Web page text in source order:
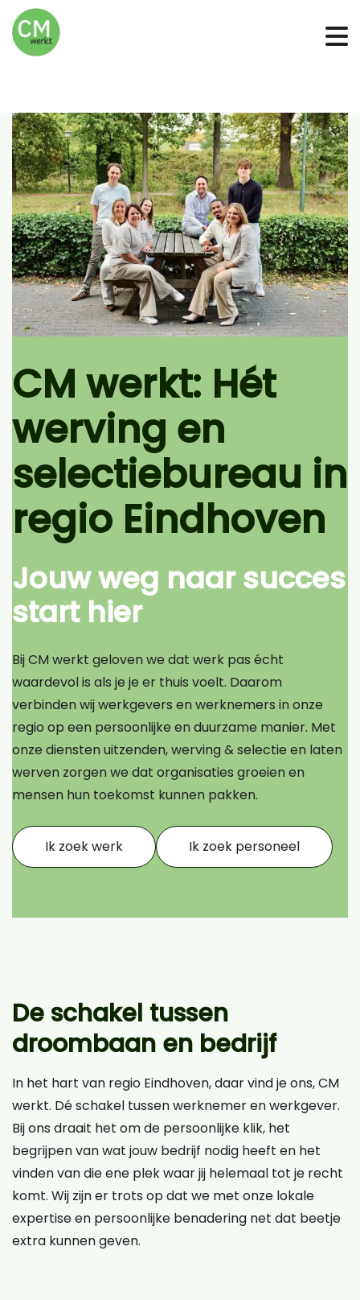
CM werkt: Hét
werving en
selectiebureau in
regio Eindhoven
Jouw weg naar succes
start hier
Bij CM werkt geloven we dat werk pas écht
waardevol is als je je er thuis voelt. Daarom
verbinden wij werkgevers en werknemers in onze
regio op een persoonlijke en duurzame manier. Met
onze diensten uitzenden, werving & selectie en laten
werven zorgen we dat organisaties groeien en
mensen hun toekomst kunnen pakken.
Ik zoek werk Ik zoek personeel
De schakel tussen
droombaan en bedrijf
In het hart van regio Eindhoven, daar vind je ons, CM
werkt. Dé schakel tussen werknemer en werkgever.
Bij ons draait het om de persoonlijke klik, het
begrijpen van wat jouw bedrijf nodig heeft en het
vinden van die ene plek waar jij helemaal tot je recht
komt. Wij zijn er trots op dat we met onze lokale
expertise en persoonlijke benadering net dat beetje
extra kunnen geven.